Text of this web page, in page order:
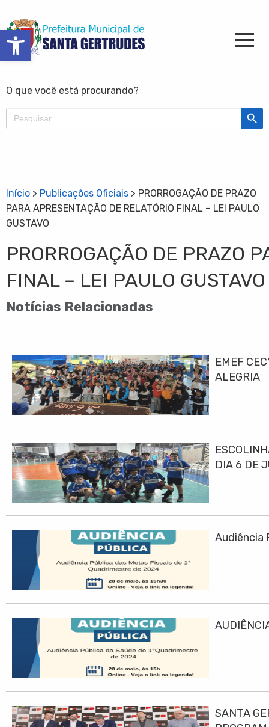
Barra de Ferramentas Aberta
O que você está procurando?
Search
for:
Search
Início > Publicações Oficiais > PRORROGAÇÃO DE PRAZO
PARA APRESENTAÇÃO DE RELATÓRIO FINAL – LEI PAULO
GUSTAVO
PRORROGAÇÃO DE PRAZO
FINAL – LEI PAULO GUSTAVO
Notícias Relacionadas
EMEF
ALEGRIA
DIA 6 DE
Audiência
SANTA